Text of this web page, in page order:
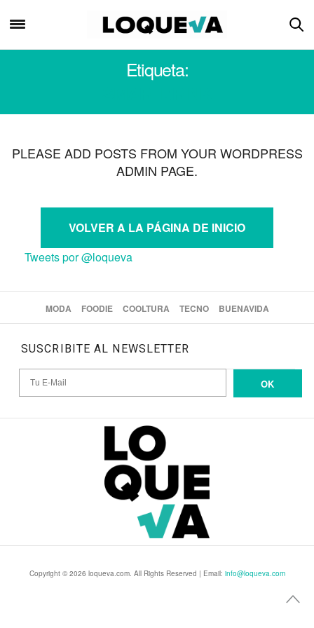
Etiqueta:
PLEASE ADD POSTS FROM YOUR WORDPRESS
ADMIN PAGE.
VOLVER A LA PÁGINA DE INICIO
Tweets por @loqueva
MODA FOODIE COOLTURA TECNO BUENAVIDA
SUSCRIBITE AL NEWSLETTER
OK
Copyright © 2026 loqueva.com. All Rights Reserved | Email: info@loqueva.com